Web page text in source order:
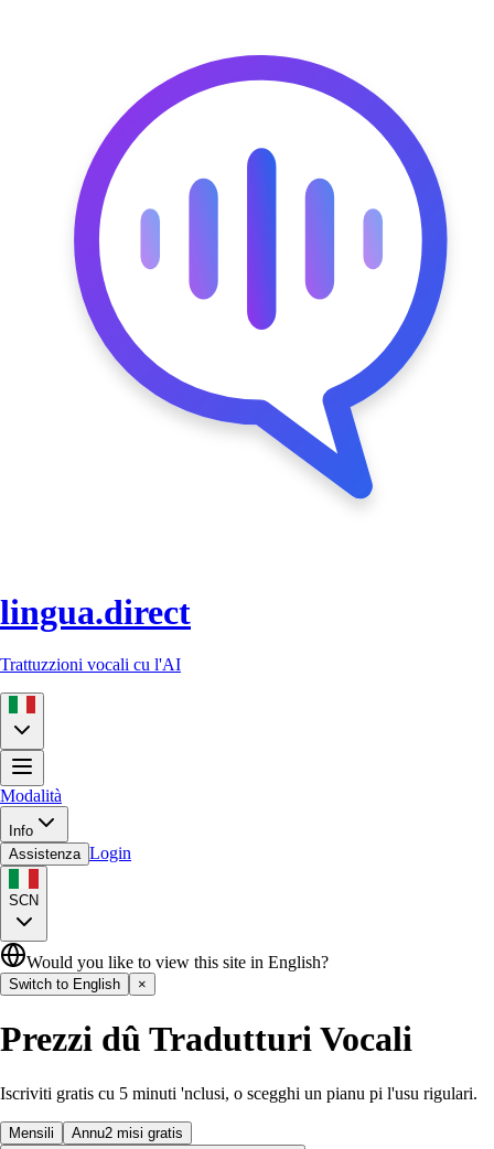
lingua.direct
Trattuzzioni vocali cu l'AI
Modalità
Info
Assistenza Login
SCN
Would you like to view this site in English?
Switch to English ×
Prezzi dû Tradutturi Vocali
Iscriviti gratis cu 5 minuti 'nclusi, o scegghi un pianu pi l'usu rigulari.
Mensili Annu2 misi gratis